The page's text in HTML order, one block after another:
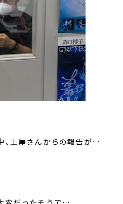
、土屋さんからの報告が…